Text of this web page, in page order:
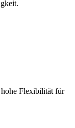
Flexibilität für